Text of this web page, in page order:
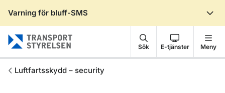
Varning för bluff-SMS
Sök E-tjänster Meny
Luftfartsskydd – security